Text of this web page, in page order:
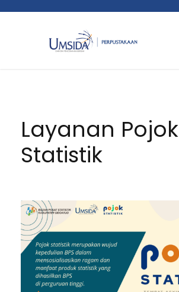
Layanan Pojok
Statistik